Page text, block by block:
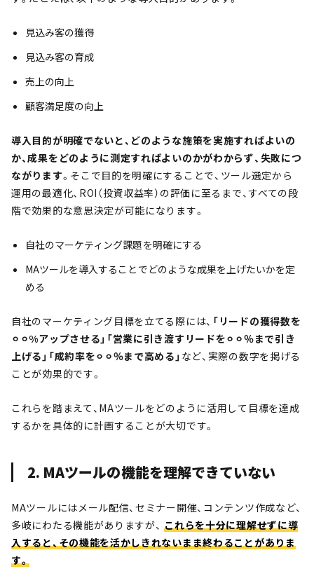
見込み客の獲得
見込み客の育成
売上の向上
顧客満足度の向上
導入目的が明確でないと、どのような施策を実施すればよいの
か、成果をどのように測定すればよいのかがわからず、失敗につ
ながります。そこで目的を明確にすることで、ツール選定から
運用の最適化、ROI（投資収益率）の評価に至るまで、すべての段
階で効果的な意思決定が可能になります。
自社のマーケティング課題を明確にする
MAツールを導入することでどのような成果を上げたいかを定
める
自社のマーケティング目標を立てる際には、 「リードの獲得数を
⚪︎⚪︎%アップさせる」「営業に引き渡すリードを⚪︎⚪︎％まで引き
上げる」「成約率を⚪︎⚪︎％まで高める」 など、実際の数字を掲げる
ことが効果的です。
これらを踏まえて、MAツールをどのように活用して目標を達成
するかを具体的に計画することが大切です。
2. MAツールの機能を理解できていない
MAツールにはメール配信、セミナー開催、コンテンツ作成など、
多岐にわたる機能がありますが、これらを十分に理解せずに導
入すると、その機能を活かしきれないまま終わることがありま
す。